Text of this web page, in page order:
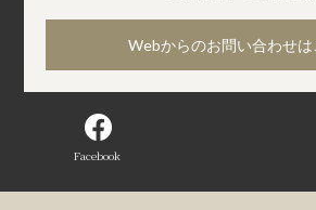
Webからのお問い合わせは
Facebook